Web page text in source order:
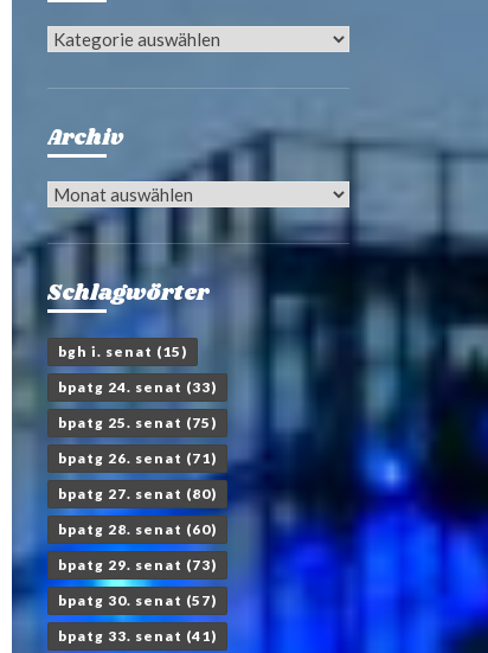
Kategorien
Archiv
Archiv
Schlagwörter
bgh i. senat (15)
bpatg 24. senat (33)
bpatg 25. senat (75)
bpatg 26. senat (71)
bpatg 27. senat (80)
bpatg 28. senat (60)
bpatg 29. senat (73)
bpatg 30. senat (57)
bpatg 33. senat (41)